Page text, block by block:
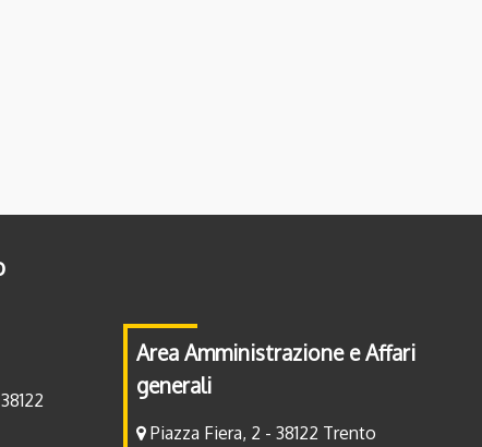
Area Amministrazione e Affari
generali
Piazza Fiera, 2 - 38122 Trento